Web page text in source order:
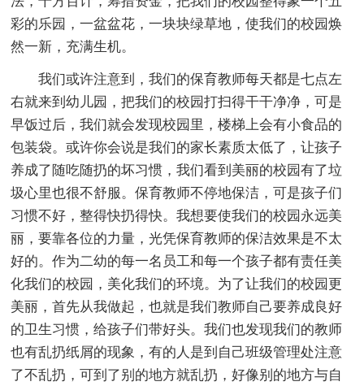
彩的乐园，一盆盆花，一块块绿草地，使我们的校园焕
然一新，充满生机。
我们或许注意到，我们的保育教师每天都是七点左
右就来到幼儿园，把我们的校园打扫得干干净净，可是
早饭过后，我们就会发现校园里，楼梯上会有小食品的
包装袋。或许你会说是我们的家长素质太低了，让孩子
养成了随吃随扔的坏习惯，我们看到美丽的校园有了垃
圾心里也很不舒服。保育教师不停地保洁，可是孩子们
习惯不好，整得快扔得快。我想要使我们的校园永远美
丽，要靠各位的力量，光凭保育教师的保洁效果是不太
好的。作为二幼的每一名员工和每一个孩子都有责任美
化我们的校园，美化我们的环境。为了让我们的校园更
美丽，首先从我做起，也就是我们教师自己要养成良好
的卫生习惯，给孩子们带好头。我们也发现我们的教师
也有乱扔纸屑的现象，有的人是到自己班级管理处注意
了不乱扔，可到了别的地方就乱扔，好像别的地方与自